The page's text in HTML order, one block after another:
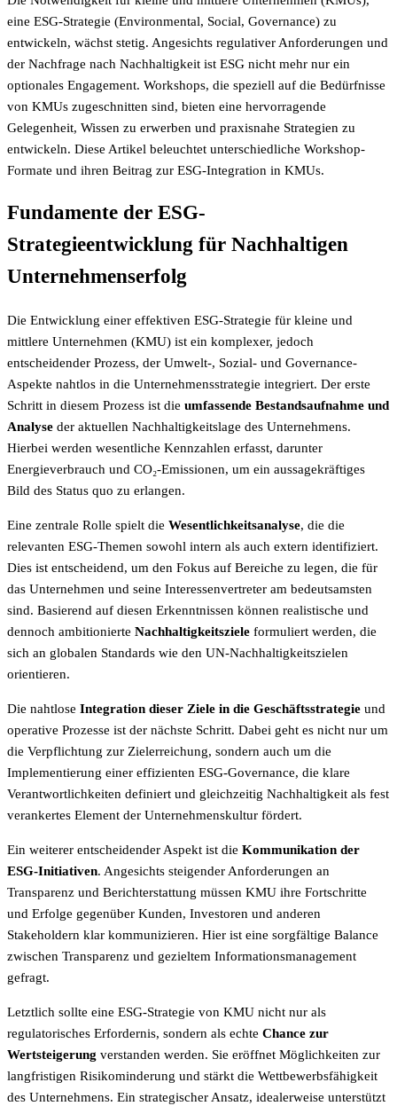
eine ESG-Strategie (Environmental, Social, Governance) zu
entwickeln, wächst stetig. Angesichts regulativer Anforderungen und
der Nachfrage nach Nachhaltigkeit ist ESG nicht mehr nur ein
optionales Engagement. Workshops, die speziell auf die Bedürfnisse
von KMUs zugeschnitten sind, bieten eine hervorragende
Gelegenheit, Wissen zu erwerben und praxisnahe Strategien zu
entwickeln. Diese Artikel beleuchtet unterschiedliche Workshop-
Formate und ihren Beitrag zur ESG-Integration in KMUs.
Fundamente der ESG-
Strategieentwicklung für Nachhaltigen
Unternehmenserfolg
Die Entwicklung einer effektiven ESG-Strategie für kleine und
mittlere Unternehmen (KMU) ist ein komplexer, jedoch
entscheidender Prozess, der Umwelt-, Sozial- und Governance-
Aspekte nahtlos in die Unternehmensstrategie integriert. Der erste
Schritt in diesem Prozess ist die umfassende Bestandsaufnahme und
Analyse der aktuellen Nachhaltigkeitslage des Unternehmens.
Hierbei werden wesentliche Kennzahlen erfasst, darunter
Energieverbrauch und CO₂-Emissionen, um ein aussagekräftiges
Bild des Status quo zu erlangen.
Eine zentrale Rolle spielt die Wesentlichkeitsanalyse, die die
relevanten ESG-Themen sowohl intern als auch extern identifiziert.
Dies ist entscheidend, um den Fokus auf Bereiche zu legen, die für
das Unternehmen und seine Interessenvertreter am bedeutsamsten
sind. Basierend auf diesen Erkenntnissen können realistische und
dennoch ambitionierte Nachhaltigkeitsziele formuliert werden, die
sich an globalen Standards wie den UN-Nachhaltigkeitszielen
orientieren.
Die nahtlose Integration dieser Ziele in die Geschäftsstrategie und
operative Prozesse ist der nächste Schritt. Dabei geht es nicht nur um
die Verpflichtung zur Zielerreichung, sondern auch um die
Implementierung einer effizienten ESG-Governance, die klare
Verantwortlichkeiten definiert und gleichzeitig Nachhaltigkeit als fest
verankertes Element der Unternehmenskultur fördert.
Ein weiterer entscheidender Aspekt ist die Kommunikation der
ESG-Initiativen. Angesichts steigender Anforderungen an
Transparenz und Berichterstattung müssen KMU ihre Fortschritte
und Erfolge gegenüber Kunden, Investoren und anderen
Stakeholdern klar kommunizieren. Hier ist eine sorgfältige Balance
zwischen Transparenz und gezieltem Informationsmanagement
gefragt.
Letztlich sollte eine ESG-Strategie von KMU nicht nur als
regulatorisches Erfordernis, sondern als echte Chance zur
Wertsteigerung verstanden werden. Sie eröffnet Möglichkeiten zur
langfristigen Risikominderung und stärkt die Wettbewerbsfähigkeit
des Unternehmens. Ein strategischer Ansatz, idealerweise unterstützt